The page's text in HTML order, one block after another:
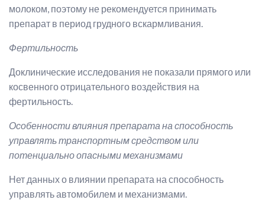
молоком, поэтому не рекомендуется принимать
препарат в период грудного вскармливания.
Фертильность
Доклинические исследования не показали прямого или
косвенного отрицательного воздействия на
фертильность.
Особенности влияния препарата на способность
управлять транспортным средством или
потенциально опасными механизмами
Нет данных о влиянии препарата на способность
управлять автомобилем и механизмами.